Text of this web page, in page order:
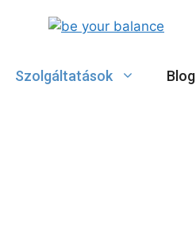
Szolgáltatások Blog